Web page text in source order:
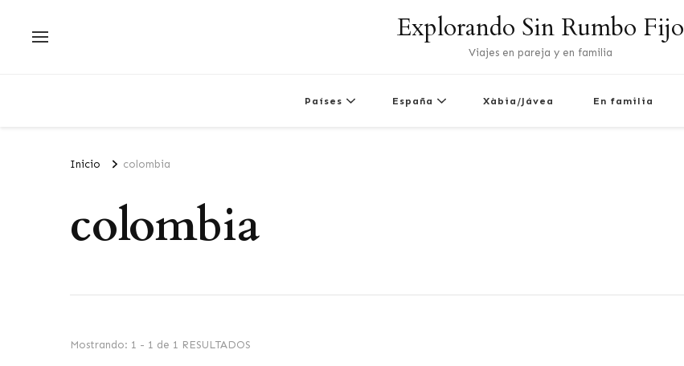
Explorando Sin Rumbo Fijo
Viajes en pareja y en familia
Países España Xàbia/Jávea En familia
Inicio colombia
colombia
Mostrando: 1 - 1 de 1 RESULTADOS